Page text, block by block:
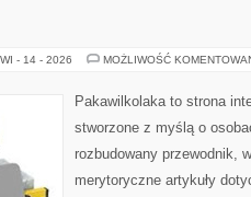
- 14 - 2026 MOŻLIWOŚĆ
Pakawilkolaka to strona
stworzone z myślą o
rozbudowany przewodnik,
merytoryczne artykuły